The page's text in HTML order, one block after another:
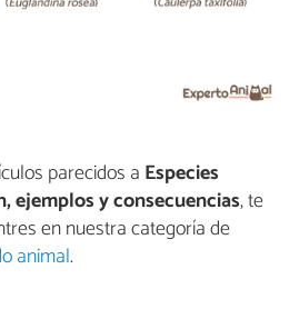
parecidos a Especies
ejemplos y consecuencias, te
en nuestra categoría de
animal.